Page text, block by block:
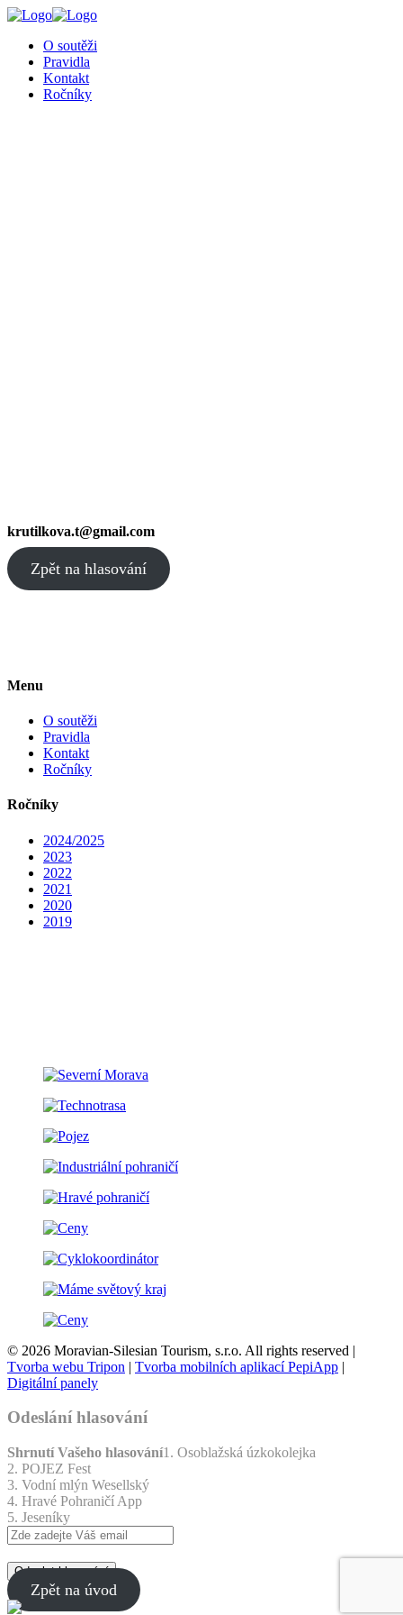
O soutěži
Pravidla
Kontakt
Ročníky
krutilkova.t@gmail.com
Zpět na hlasování
Menu
O soutěži
Pravidla
Kontakt
Ročníky
Ročníky
2024/2025
2023
2022
2021
2020
2019
© 2026 Moravian-Silesian Tourism, s.r.o. All rights reserved |
Tvorba webu Tripon | Tvorba mobilních aplikací PepiApp |
Digitální panely
Odeslání hlasování
Shrnutí Vašeho hlasování1. Osoblažská úzkokolejka
2. POJEZ Fest
3. Vodní mlýn Wesellský
4. Hravé Pohraničí App
5. Jeseníky
Odeslat hlasování
Zpět na úvod